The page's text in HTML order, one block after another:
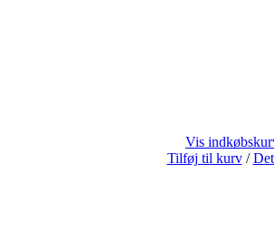
Vis
Tilføj til kurv /